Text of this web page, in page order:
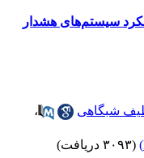
سیستم‌های هشدار
شبگاهی
،